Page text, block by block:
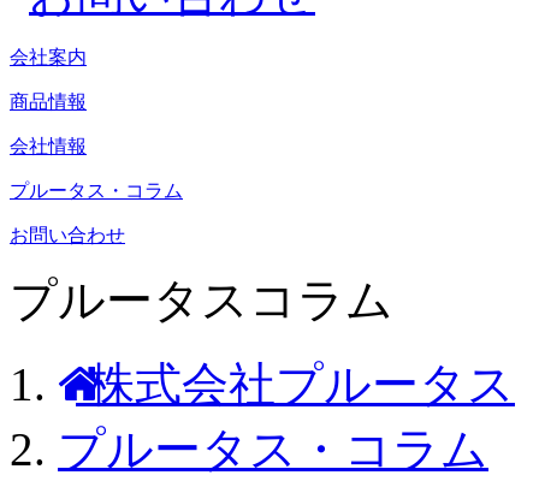
会社案内
商品情報
会社情報
プルータス・コラム
お問い合わせ
プルータスコラム
株式会社プルータス
プルータス・コラム